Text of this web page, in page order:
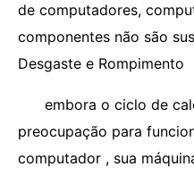
de computadores,
componentes não são
Desgaste e Rompimento
embora o ciclo de
preocupação para
computador , sua